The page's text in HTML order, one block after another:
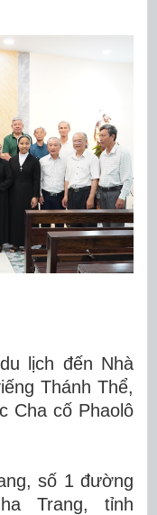
lịch đến Nhà
Thánh Thể,
Cha cố Phaolô
số 1 đường
Trang, tỉnh